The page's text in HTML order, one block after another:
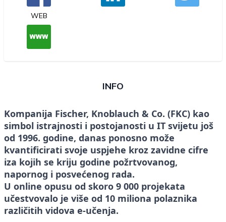
WEB
INFO
Kompanija Fischer, Knoblauch & Co. (FKC) kao
simbol istrajnosti i postojanosti u IT svijetu još
od 1996. godine, danas ponosno može
kvantificirati svoje uspjehe kroz zavidne cifre
iza kojih se kriju godine požrtvovanog,
napornog i posvećenog rada.
U online opusu od skoro 9 000 projekata
učestvovalo je više od 10 miliona polaznika
različitih vidova e-učenja.